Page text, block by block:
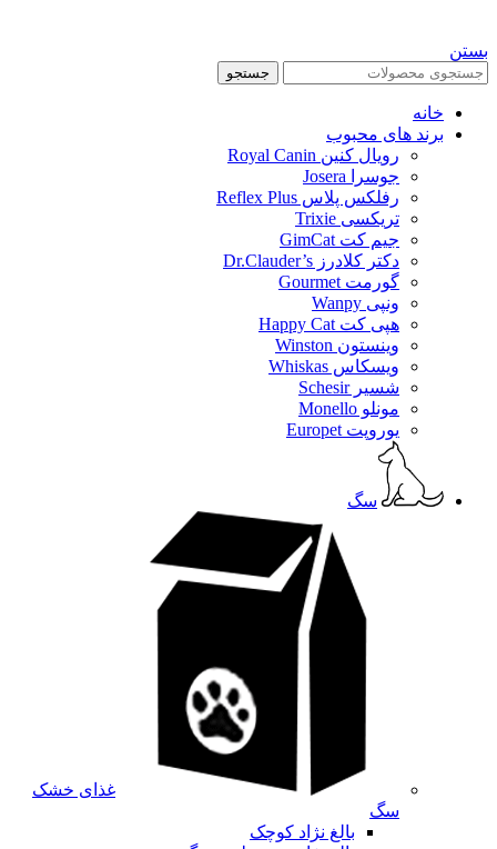
بستن
جستجو
خانه
برند های محبوب
رویال کنین Royal Canin
جوسرا Josera
رفلکس پلاس Reflex Plus
تریکسی Trixie
جیم کت GimCat
دکتر کلادرز Dr.Clauder’s
گورمت Gourmet
ونپی Wanpy
هپی کت Happy Cat
وینستون Winston
ویسکاس Whiskas
شسیر Schesir
مونلو Monello
یوروپت Europet
سگ
غذای خشک
سگ
بالغ نژاد کوچک